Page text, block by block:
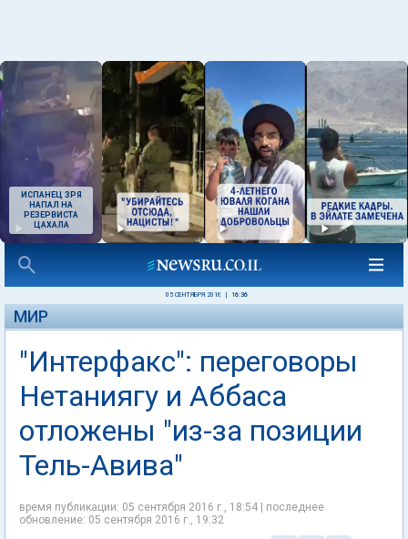
ИСПАНЕЦ ЗРЯ
НАПАЛ НА
РЕЗЕРВИСТА
ЦАХАЛА
05 СЕНТЯБРЯ 2016 16:36
МИР
"Интерфакс": переговоры
Нетаниягу и Аббаса
отложены "из-за позиции
Тель-Авива"
время публикации: 05 сентября 2016 г., 18:54 | последнее
обновление: 05 сентября 2016 г., 19:32